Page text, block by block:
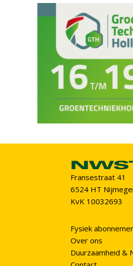
Fransestraat 41
6524 HT
KvK 10032693
Fysiek
Over ons
Duurzaamheid &